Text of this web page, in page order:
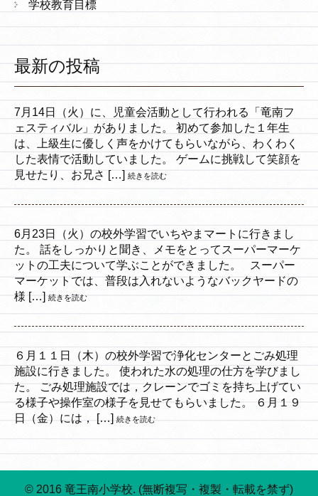
学校教育目標
最新の投稿
7月14日（火）に、児童会活動として行われる「竜南フ
ェスティバル」がありました。 初めて参加した１年生
は、上級生に優しく声をかけてもらいながら、わくわく
した表情で活動していました。 ゲームに挑戦して笑顔を
見せたり、お兄さ […] 続きを読む
6月23日（火）の校外学習でいちやまマートに行きまし
た。 話をしっかりと聞き、メモをとってスーパーマーケ
ットの工夫について学ぶことができました。 スーパー
マーケットでは、普段は入れないようなバックヤードの
様 […] 続きを読む
６月１１日（木）の校外学習で浄化センターとごみ処理
施設に行きました。 使われた水の処理の仕方を学びまし
た。 ごみ処理施設では，クレーンでゴミを持ち上げてい
る様子や操作室の様子を見せてもらいました。 ６月１９
日（金）には， […] 続きを読む
© 2016 竜王南小学校. (無断複写・複製・転載を禁ず)